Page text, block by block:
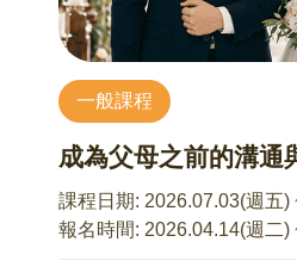
1、解碼情緒訊號：看懂孩
2、現場降溫術：在張力時
本系列講座不接受當天報名
1-2 情緒與行為背後的心理
1-3 大人如何重新理解孩子
第二章：孩子的情緒，其實
2-1 SEL在孩子成長中的重要
2-3 不同年齡階段的情緒需
第三章：日常陪伴中，幫助
性
3-1 情緒來臨時的陪伴與溝
一般課程
成為父母之前的溝通
課程日期: 2026.07.03(週五)
報名時間: 2026.04.14(週二)